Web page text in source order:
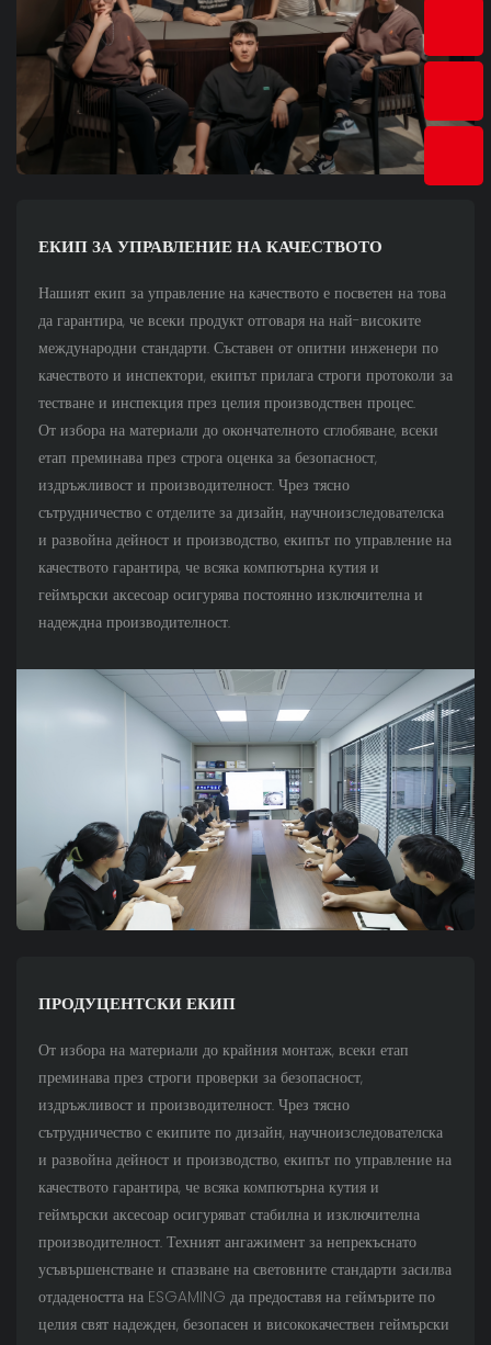
ЕКИП ЗА УПРАВЛЕНИЕ НА КАЧЕСТВОТО
Нашият екип за управление на качеството е посветен на това
да гарантира, че всеки продукт отговаря на най-високите
международни стандарти. Съставен от опитни инженери по
качеството и инспектори, екипът прилага строги протоколи за
тестване и инспекция през целия производствен процес.
От избора на материали до окончателното сглобяване, всеки
етап преминава през строга оценка за безопасност,
издръжливост и производителност. Чрез тясно
сътрудничество с отделите за дизайн, научноизследователска
и развойна дейност и производство, екипът по управление на
качеството гарантира, че всяка компютърна кутия и
геймърски аксесоар осигурява постоянно изключителна и
надеждна производителност.
ПРОДУЦЕНТСКИ ЕКИП
От избора на материали до крайния монтаж, всеки етап
преминава през строги проверки за безопасност,
издръжливост и производителност. Чрез тясно
сътрудничество с екипите по дизайн, научноизследователска
и развойна дейност и производство, екипът по управление на
качеството гарантира, че всяка компютърна кутия и
геймърски аксесоар осигуряват стабилна и изключителна
производителност. Техният ангажимент за непрекъснато
усъвършенстване и спазване на световните стандарти засилва
отдадеността на ESGAMING да предоставя на геймърите по
целия свят надежден, безопасен и висококачествен геймърски